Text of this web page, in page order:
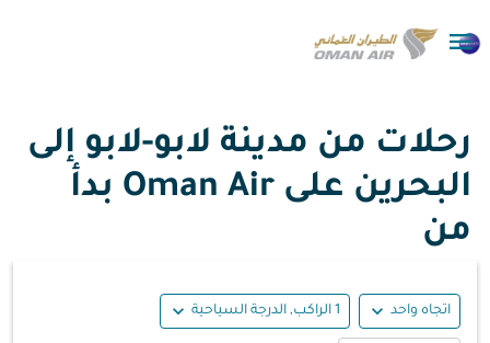

رحلات من مدينة لابو-لابو إلى
البحرين على Oman Air بدأ
من
اتجاه واحد expand_more 1 الراكب, الدرجة السياحية expand_more